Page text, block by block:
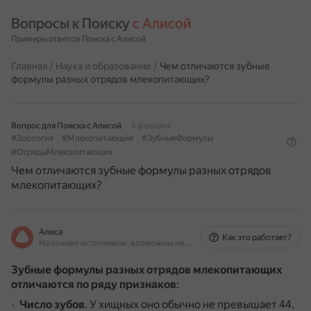
Вопросы к Поиску с Алисой
Примеры ответов Поиска с Алисой
Главная / Наука и образование / Чем отличаются зубные
формулы разных отрядов млекопитающих?
Вопрос для Поиска с Алисой
4 февраля
#Зоология
#Млекопитающие
#ЗубныеФормулы
#ОтрядыМлекопитающих
Чем отличаются зубные формулы разных отрядов
млекопитающих?
Алиса
На основе источников, возможны неточности
Как это работает?
Зубные формулы разных отрядов млекопитающих
отличаются по ряду признаков:
Число зубов. У хищных оно обычно не превышает 44,